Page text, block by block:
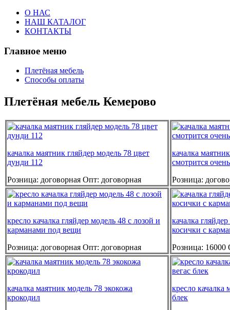
О НАС
НАШ КАТАЛОГ
КОНТАКТЫ
Главное меню
Плетёная мебель
Способы оплаты
Плетёная мебель Кемерово
качалка маятник гляйдер модель 78 цвет
дунди 112
Розница: договорная Опт: договорная
качалка
смотрится
Розница:
кресло качалка гляйдер модель 48 с лозой и
карманами под вещи
Розница: договорная Опт: договорная
качалка
косички с
Розница: 16000
качалка маятник модель 78 экокожа
крокодил
кресло качалка
блек